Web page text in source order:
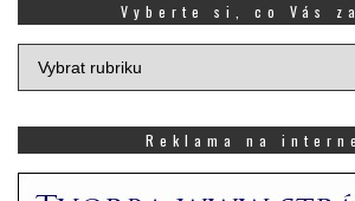
Vyberte si, co Vás
Vyberte
si,
zajímá
Reklama na